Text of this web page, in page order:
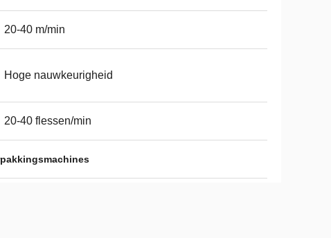
20-40 m/min
Hoge nauwkeurigheid
20-40 flessen/min